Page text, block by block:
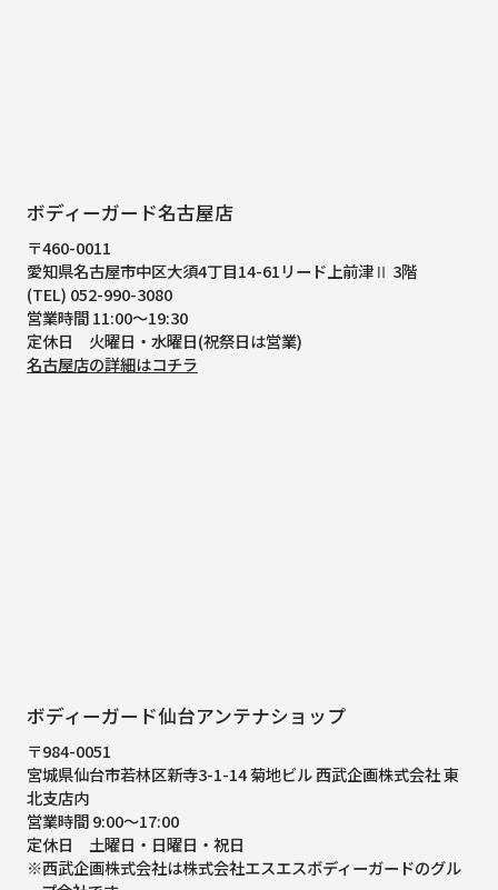
ボディーガード名古屋店
〒460-0011
愛知県名古屋市中区大須4丁目14-61リード上前津Ⅱ 3階
(TEL) 052-990-3080
営業時間 11:00～19:30
定休日 火曜日・水曜日(祝祭日は営業)
名古屋店の詳細はコチラ
ボディーガード仙台アンテナショップ
〒984-0051
宮城県仙台市若林区新寺3-1-14 菊地ビル 西武企画株式会社 東
北支店内
営業時間 9:00～17:00
定休日 土曜日・日曜日・祝日
※西武企画株式会社は株式会社エスエスボディーガードのグル